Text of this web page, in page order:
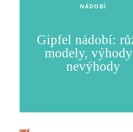
NÁDOBÍ
Gipfel nádobí:
modely,
nevýhody